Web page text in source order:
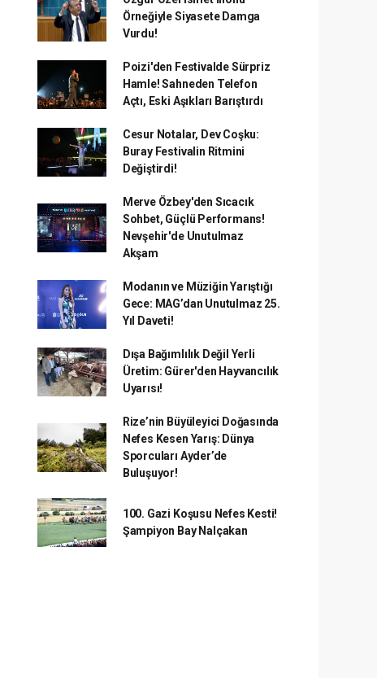
Örneğiyle Siyasete Damga
Vurdu!
Poizi'den Festivalde Sürpriz
Hamle! Sahneden Telefon
Açtı, Eski Aşıkları Barıştırdı
Cesur Notalar, Dev Coşku:
Buray Festivalin Ritmini
Değiştirdi!
Merve Özbey'den Sıcacık
Sohbet, Güçlü Performans!
Nevşehir'de Unutulmaz
Akşam
Modanın ve Müziğin Yarıştığı
Gece: MAG’dan Unutulmaz 25.
Yıl Daveti!
Dışa Bağımlılık Değil Yerli
Üretim: Gürer'den Hayvancılık
Uyarısı!
Rize’nin Büyüleyici Doğasında
Nefes Kesen Yarış: Dünya
Sporcuları Ayder’de
Buluşuyor!
100. Gazi Koşusu Nefes Kesti!
Şampiyon Bay Nalçakan